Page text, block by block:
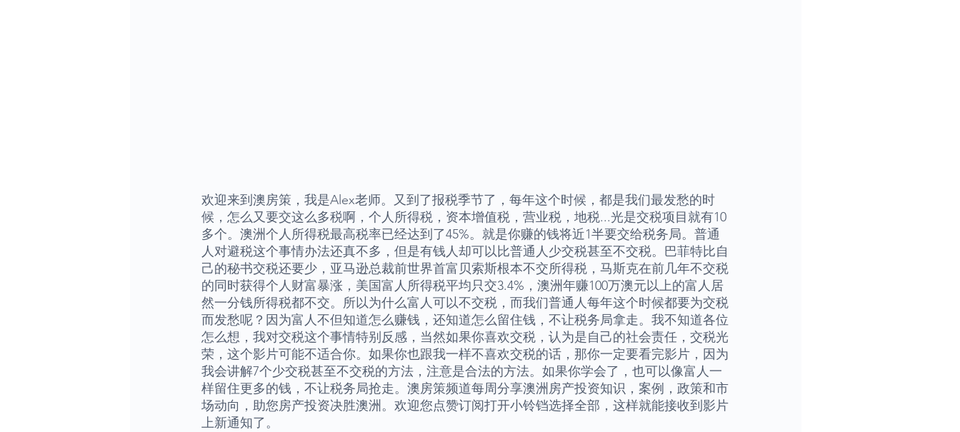
欢迎来到澳房策，我是Alex老师。又到了报税季节了，每年这个时候，都是我们最发愁的时
候，怎么又要交这么多税啊，个人所得税，资本增值税，营业税，地税...光是交税项目就有10
多个。澳洲个人所得税最高税率已经达到了45%。就是你赚的钱将近1半要交给税务局。普通
人对避税这个事情办法还真不多，但是有钱人却可以比普通人少交税甚至不交税。巴菲特比自
己的秘书交税还要少，亚马逊总裁前世界首富贝索斯根本不交所得税，马斯克在前几年不交税
的同时获得个人财富暴涨，美国富人所得税平均只交3.4%，澳洲年赚100万澳元以上的富人居
然一分钱所得税都不交。所以为什么富人可以不交税，而我们普通人每年这个时候都要为交税
而发愁呢？因为富人不但知道怎么赚钱，还知道怎么留住钱，不让税务局拿走。我不知道各位
怎么想，我对交税这个事情特别反感，当然如果你喜欢交税，认为是自己的社会责任，交税光
荣，这个影片可能不适合你。如果你也跟我一样不喜欢交税的话，那你一定要看完影片，因为
我会讲解7个少交税甚至不交税的方法，注意是合法的方法。如果你学会了，也可以像富人一
样留住更多的钱，不让税务局抢走。澳房策频道每周分享澳洲房产投资知识，案例，政策和市
场动向，助您房产投资决胜澳洲。欢迎您点赞订阅打开小铃铛选择全部，这样就能接收到影片
上新通知了。